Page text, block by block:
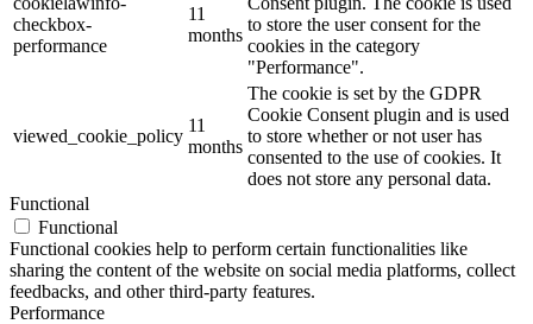
checkbox-
performance
11
months
to store the user consent for the
cookies in the category
"Performance".
viewed_cookie_policy
11
months
The cookie is set by the GDPR
Cookie Consent plugin and is used
to store whether or not user has
consented to the use of cookies. It
does not store any personal data.
Functional
Functional
Functional cookies help to perform certain functionalities like
sharing the content of the website on social media platforms, collect
feedbacks, and other third-party features.
Performance